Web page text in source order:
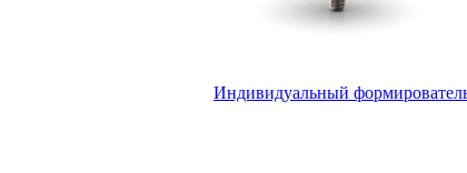
Индивидуальный